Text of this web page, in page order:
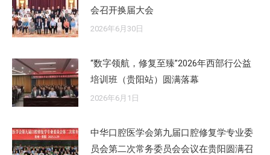
会召开换届大会
2026年6月30日
“数字领航，修复至臻”2026年西部行公益
培训班（贵阳站）圆满落幕
2026年6月1日
中华口腔医学会第九届口腔修复学专业委
员会第二次常务委员会会议在贵阳圆满召